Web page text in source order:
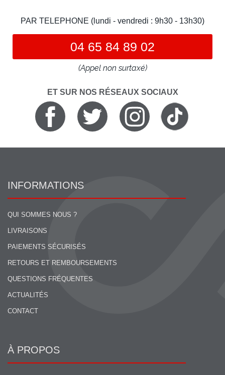
PAR TELEPHONE (lundi - vendredi : 9h30 - 13h30)
04 65 84 89 02
(Appel non surtaxé)
ET SUR NOS RÉSEAUX SOCIAUX
INFORMATIONS
QUI SOMMES NOUS ?
LIVRAISONS
PAIEMENTS SÉCURISÉS
RETOURS ET REMBOURSEMENTS
QUESTIONS FRÉQUENTES
ACTUALITÉS
CONTACT
À PROPOS